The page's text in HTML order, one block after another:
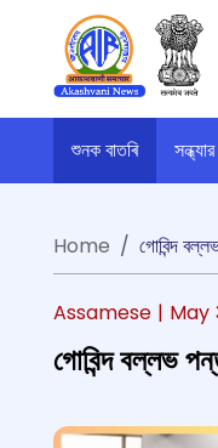
শুনক বাতৰি
Home
গোবিন্দ
Assamese | May
গোবিন্দ বল্লভ